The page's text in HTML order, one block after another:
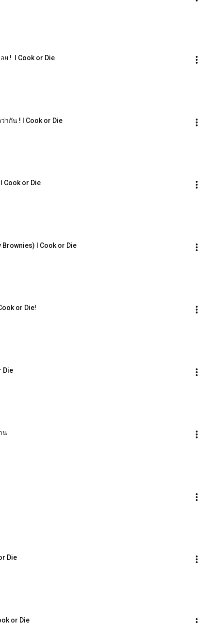
ย !  l Cook or Die
กัน ! l Cook or Die
Cook or Die
l Cook or Die
or Die!
Die
น
Die
or Die